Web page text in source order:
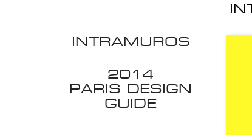
INTRAMUROS
2014
PARIS DESIGN
GUIDE